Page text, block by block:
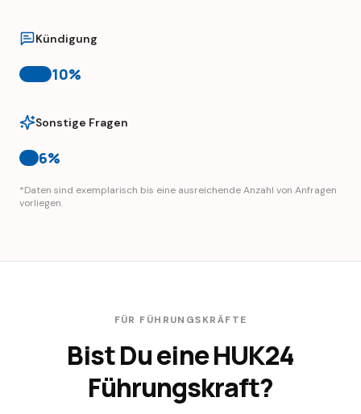
Kündigung
10%
Sonstige Fragen
6%
*Daten sind exemplarisch bis eine ausreichende Anzahl von Anfragen
vorliegen.
FÜR FÜHRUNGSKRÄFTE
Bist Du eineHUK24
Führungskraft?